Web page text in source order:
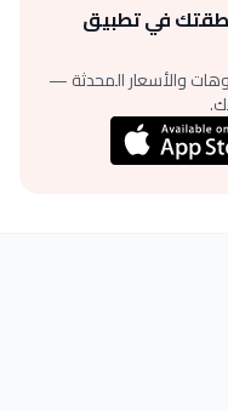
في تطبيق
والأسعار المحدثة —